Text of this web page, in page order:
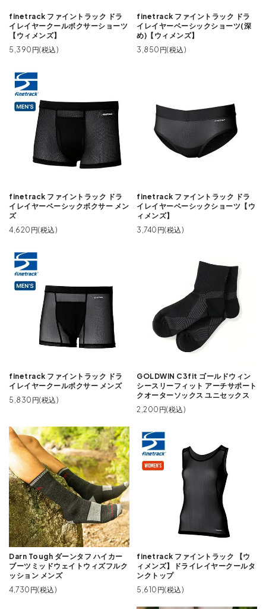
finetrack ファイントラック ドラ
イレイヤークールボクサーショーツ
【ウィメンズ】
5,390円(税込)
finetrack ファイントラック ドラ
イレイヤーベーシックショーツ(深
め)【ウィメンズ】
3,850円(税込)
finetrack ファイントラック ドラ
イレイヤーベーシックボクサー メン
ズ
4,620円(税込)
finetrack ファイントラック ドラ
イレイヤーベーシックショーツ【ウ
ィメンズ】
3,740円(税込)
finetrack ファイントラック ドラ
イレイヤークールボクサー メンズ
5,830円(税込)
GOLDWIN C3fit ゴールドウィン
シースリーフィット アーチサポート
クオーターソックス ユニセックス
2,200円(税込)
Darn Tough ダーンタフ ハイカー
ブーツミッドウェイトウィズフルク
ッション メンズ
4,730円(税込)
finetrack ファイントラック 【ウ
ィメンズ】ドライレイヤークールタ
ンクトップ
5,610円(税込)